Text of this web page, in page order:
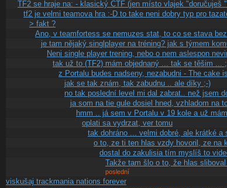
TF2 se hraje na: - klasický CTF (jen místo vlajek "doručuješ
tf2 je velmi teamova hra :-D to take neni dobry typ pro
> fakt ?
Ano, v teamfortess se nemuzes stat, to co se stava
je tam nějaký singlplayer na tréning? jak s týmem
Neni single player trening, nebo o nem aslespon
tak už to (TF2) mám objednaný ... tak se těšim ...
z Portalu budes nadseny, nezabudni - The cake
jak se tak znám, tak zabudnu .. ale díky ;-)
no tak poslední level mi dal zabrat.. než jsem
ja som na tie gule dosiel hned, vzhladom na
hmm .. já sem v Portalu v 19 kole a už
oplati sa vydrzat, ver tomu
tak dohráno ... velmi dobré, ale krátké
o to, ze ti ten hlas vzdy hovoril, ze na
dostal do zakulisia tím myslíš to
Takže tam šlo o to, že hlas
poslední
viskušaj trackmania nations forever